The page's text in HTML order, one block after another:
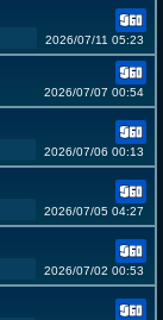
2026/07/11 05:23
2026/07/07 00:54
2026/07/06 00:13
2026/07/05 04:27
2026/07/02 00:53